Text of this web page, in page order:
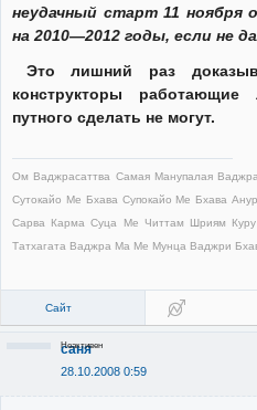
неудачный старт 11 ноября
на 2010—2012 годы, если не
Это лишний раз
конструкторы
путного сделать не могут.
Ом Ваджрасаттва Самая Манупалая
Сутокайо Ме Бхава Супокайо Ме Бхава
Сарва Карма Суца Ме Читтам Шриям
Татхагата Ваджра Ма Ме Мунца Ваджри
Сайт
саня
28.10.2008 0:59
Неактивен